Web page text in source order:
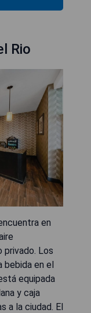
Rio
en
privado. Los
bebida en el
equipada
y caja
a la ciudad. El